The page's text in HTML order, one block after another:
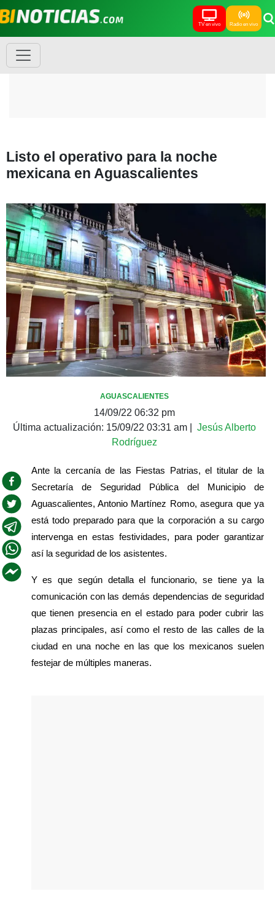
TV en vivo Radio en vivo
Listo el operativo para la noche
mexicana en Aguascalientes
AGUASCALIENTES
14/09/22 06:32 pm
Última actualización: 15/09/22 03:31 am
Jesús Alberto
Rodríguez
Ante la cercanía de las Fiestas Patrias, el titular de la
Secretaría de Seguridad Pública del Municipio de
Aguascalientes, Antonio Martínez Romo, asegura que ya
está todo preparado para que la corporación a su cargo
intervenga en estas festividades, para poder garantizar
así la seguridad de los asistentes.
Y es que según detalla el funcionario, se tiene ya la
comunicación con las demás dependencias de seguridad
que tienen presencia en el estado para poder cubrir las
plazas principales, así como el resto de las calles de la
ciudad en una noche en las que los mexicanos suelen
festejar de múltiples maneras.